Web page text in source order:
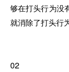
够在打头行为没
就消除了打头行
02